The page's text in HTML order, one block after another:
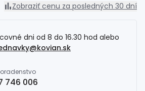
Zobraziť cenu za posledných 30 dní
dni od 8 do 16.30 hod alebo
746 006